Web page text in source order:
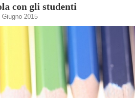
con gli studenti
2015